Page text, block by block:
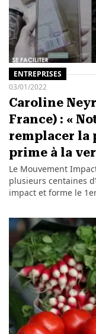
ENTREPRISES
03/01/2022
Caroline
France) : «
remplacer la
prime à la
Le Mouvement
plusieurs centaines
impact et forme le